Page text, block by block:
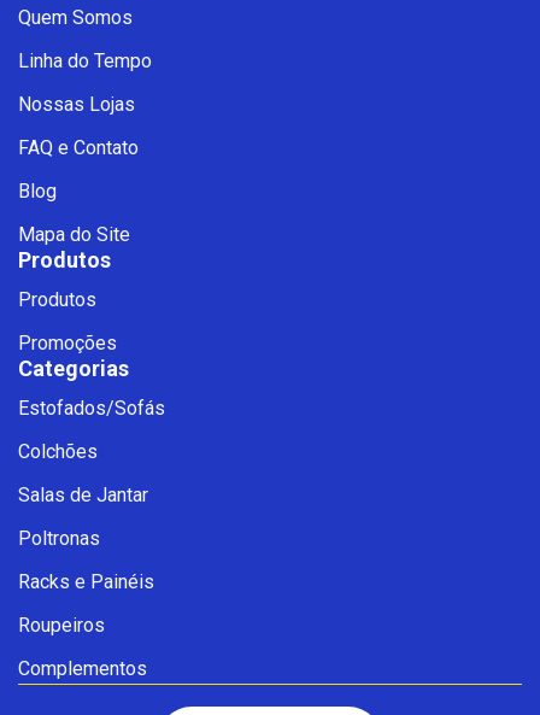
Quem Somos
Linha do Tempo
Nossas Lojas
FAQ e Contato
Blog
Mapa do Site
Produtos
Produtos
Promoções
Categorias
Estofados/Sofás
Colchões
Salas de Jantar
Poltronas
Racks e Painéis
Roupeiros
Complementos